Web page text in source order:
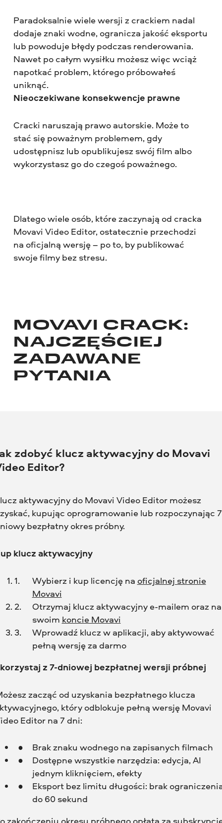
Paradoksalnie wiele wersji z crackiem nadal
dodaje znaki wodne, ogranicza jakość eksportu
lub powoduje błędy podczas renderowania.
Nawet po całym wysiłku możesz więc wciąż
napotkać problem, którego próbowałeś
uniknąć.
Nieoczekiwane konsekwencje prawne
Cracki naruszają prawo autorskie. Może to
stać się poważnym problemem, gdy
udostępnisz lub opublikujesz swój film albo
wykorzystasz go do czegoś poważnego.
Dlatego wiele osób, które zaczynają od cracka
Movavi Video Editor, ostatecznie przechodzi
na oficjalną wersję – po to, by publikować
swoje filmy bez stresu.
MOVAVI CRACK:
NAJCZĘŚCIEJ
ZADAWANE
PYTANIA
zdobyć klucz aktywacyjny do Movavi
Editor?
aktywacyjny do Movavi Video Editor możesz
kupując oprogramowanie lub rozpoczynając
bezpłatny okres próbny.
klucz aktywacyjny
Wybierz i kup licencję na oficjalnej stronie
Movavi
Otrzymaj klucz aktywacyjny e-mailem oraz na
swoim koncie Movavi
Wprowadź klucz w aplikacji, aby aktywować
pełną wersję za darmo
z 7-dniowej bezpłatnej wersji próbnej
zacząć od uzyskania bezpłatnego klucza
który odblokuje pełną wersję Movavi
Editor na 7 dni:
Brak znaku wodnego na zapisanych filmach
Dostępne wszystkie narzędzia: edycja, AI
jednym kliknięciem, efekty
Eksport bez limitu długości: brak
do 60 sekund